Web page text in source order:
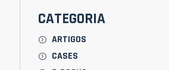
CATEGORIA
ARTIGOS
CASES